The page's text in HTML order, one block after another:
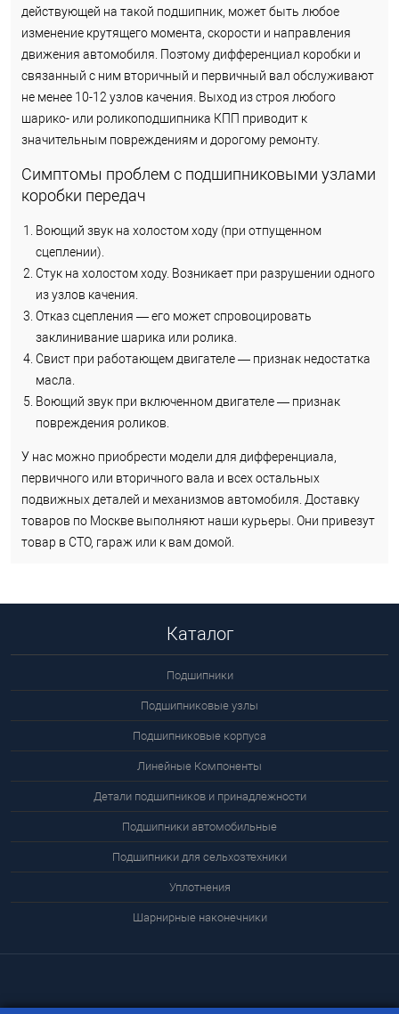
действующей на такой подшипник, может быть любое
изменение крутящего момента, скорости и направления
движения автомобиля. Поэтому дифференциал коробки и
связанный с ним вторичный и первичный вал обслуживают
не менее 10-12 узлов качения. Выход из строя любого
шарико- или роликоподшипника КПП приводит к
значительным повреждениям и дорогому ремонту.
Симптомы проблем с подшипниковыми узлами
коробки передач
Воющий звук на холостом ходу (при отпущенном
сцеплении).
Стук на холостом ходу. Возникает при разрушении одного
из узлов качения.
Отказ сцепления — его может спровоцировать
заклинивание шарика или ролика.
Свист при работающем двигателе — признак недостатка
масла.
Воющий звук при включенном двигателе — признак
повреждения роликов.
У нас можно приобрести модели для дифференциала,
первичного или вторичного вала и всех остальных
подвижных деталей и механизмов автомобиля. Доставку
товаров по Москве выполняют наши курьеры. Они привезут
товар в СТО, гараж или к вам домой.
Каталог
Подшипники
Подшипниковые узлы
Подшипниковые корпуса
Линейные Компоненты
Детали подшипников и принадлежности
Подшипники автомобильные
Подшипники для сельхозтехники
Уплотнения
Шарнирные наконечники